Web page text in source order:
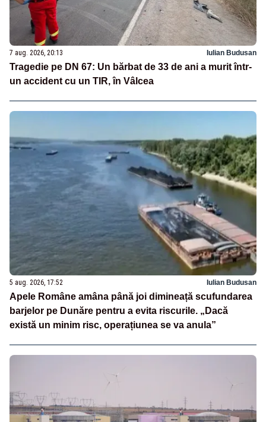
7 aug. 2026, 20:13 Iulian Budusan
Tragedie pe DN 67: Un bărbat de 33 de ani a murit într-
un accident cu un TIR, în Vâlcea
5 aug. 2026, 17:52 Iulian Budusan
Apele Române amâna până joi dimineață scufundarea
barjelor pe Dunăre pentru a evita riscurile. „Dacă
există un minim risc, operațiunea se va anula”